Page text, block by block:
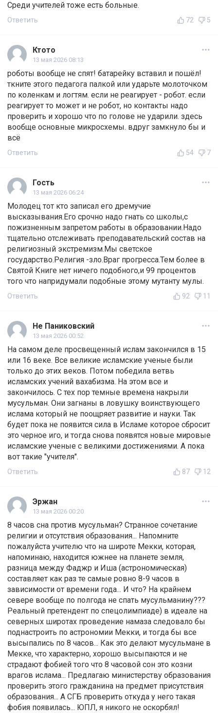
Среди учителей тоже есть больные.
Ответить 72 5
Ктото
13 мая 2026 08:13
роботы вообще не спят! батарейку вставил и пошёл!
ткните этого педагога палкой или ударьте молоточком
по коленкам и логтям. если не реагирует - робот. если
реагирует то может и не робот, но контакты надо
проверить и хорошо что по голове не ударили. здесь
вообще основные микросхемы. вдруг замкнуло бы и
всё
Ответить 54 7
Гость
13 мая 2026 06:24
Молодец тот кто записал его дремучие
высказывания.Его срочно надо гнать со школы,с
пожизненным запретом работы в образовании.Надо
тщательно отслеживать преподавательский состав на
религиозный экстремизм.Мы светское
государство.Религия -зло.Враг прогресса.Тем более в
Святой Книге нет ничего подобного,и 99 процентов
того что напридумали подобные этому мутанту мулы.
Ответить 92 11
Не Паниковский
13 мая 2026 00:52
На самом деле просвещенный ислам закончился в 15
или 16 веке. Все великие исламские ученые были
только до этих веков. Потом победила ветвь
исламских учений вахабизма. На этом все и
закончилось. С тех пор темные времена накрыли
мусульман. Они загнаны в ловушку воинствующего
ислама который не поощряет развитие и науки. Так
будет пока не появится сила в Исламе которое сбросит
это черное иго, и тогда снова появятся новые мировые
исламские ученые с великими достижениями. А пока
вот такие "учителя".
Ответить 87 12
Эржан
13 мая 2026 00:20
8 часов сна против мусульман? Странное сочетание
религии и отсутствия образования... Напомните
пожалуйста учителю что на широте Мекки, которая,
напоминаю, находится южнее на планете земля,
разница между Фаджр и Иша (астрономическая)
составляет как раз те самые ровно 8-9 часов в
зависимости от времени года... И что? На крайнем
севере вообще по полгода не спать мусульманину???
Реальный претендент по спецолимпиаде) в идеале на
северных широтах проведение намаза следовало бы
поднастроить по астрономии Мекки, и тогда бы все
высыпались по 8 часов... Как это делают мусульмане в
Мекке, что характерно, хорошо высыпаются и не
страдают фобией того что 8 часовой сон это козни
врагов ислама... Предлагаю министерству образования
проверить этого гражданина на предмет присутствия
образования... А СГБ проверить откуда у него такая
фобия появилась... ЮПЛ, я никого не оскорбял!